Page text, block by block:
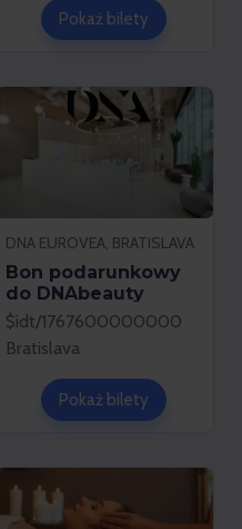
Pokaż bilety
DNA EUROVEA, BRATISLAVA
Bon podarunkowy
do DNAbeauty
$idt/1767600000000
Bratislava
Pokaż bilety